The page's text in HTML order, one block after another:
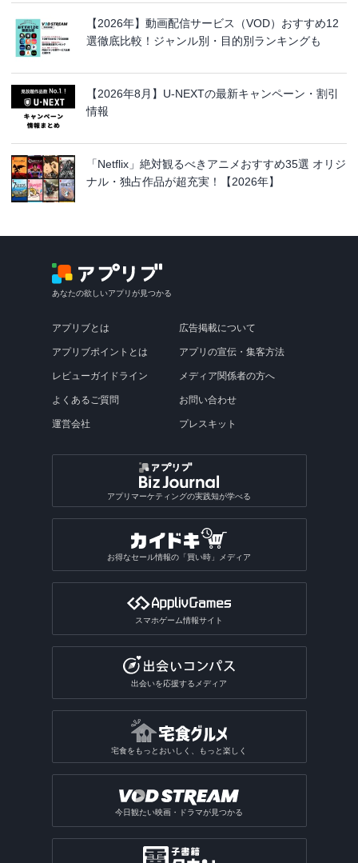
【2026年】動画配信サービス（VOD）おすすめ12
選徹底比較！ジャンル別・目的別ランキングも
【2026年8月】U-NEXTの最新キャンペーン・割引
情報
「Netflix」絶対観るべきアニメおすすめ35選 オリジ
ナル・独占作品が超充実！【2026年】
あなたの欲しいアプリが見つかる
アプリブとは
アプリブポイントとは
レビューガイドライン
よくあるご質問
運営会社
広告掲載について
アプリの宣伝・集客方法
メディア関係者の方へ
お問い合わせ
プレスキット
アプリマーケティングの実践知が学べる
お得なセール情報の「買い時」メディア
スマホゲーム情報サイト
出会いを応援するメディア
宅食をもっとおいしく、もっと楽しく
今日観たい映画・ドラマが見つかる